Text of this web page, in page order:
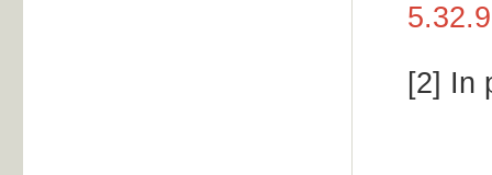
[2] In